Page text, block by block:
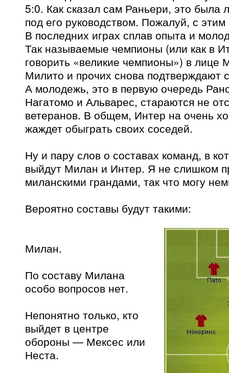
5:0. Как сказал сам Раньери, это была
под его руководством. Пожалуй, с
В последних играх сплав опыта и
Так называемые чемпионы (или как в
говорить «великие чемпионы») в лице
Милито и прочих снова подтверждают
А молодежь, это в первую очередь
Нагатомо и Альварес, стараются не
ветеранов. В общем, Интер на очень
жаждет обыграть своих соседей.
Ну и пару слов о составах команд, в
выйдут Милан и Интер. Я не слишком
миланскими грандами, так что могу
Вероятно составы будут такими:
Милан.
По составу Милана
особо вопросов нет.
Непонятно только, кто
выйдет в центре
обороны — Мексес или
Неста.